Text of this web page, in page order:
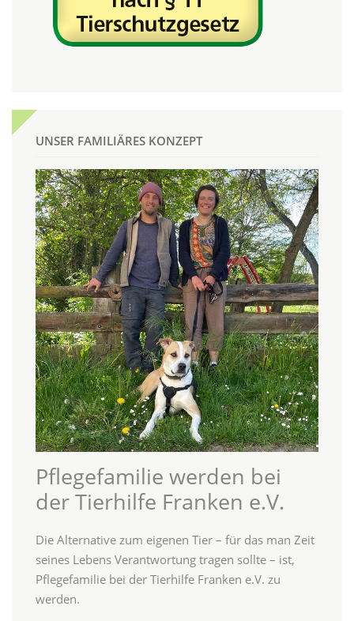
UNSER FAMILIÄRES KONZEPT
Pflegefamilie werden bei
der Tierhilfe Franken e.V.
Die Alternative zum eigenen Tier – für das man Zeit
seines Lebens Verantwortung tragen sollte – ist,
Pflegefamilie bei der Tierhilfe Franken e.V. zu
werden.